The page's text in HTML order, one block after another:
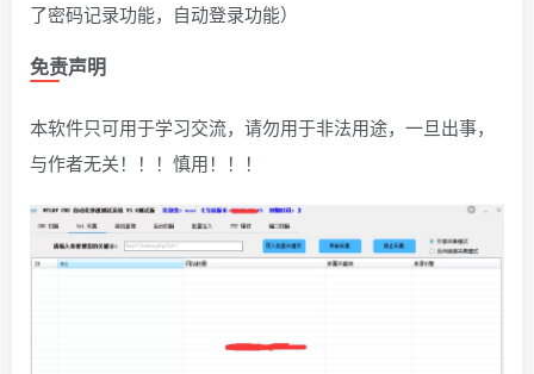
了密码记录功能，自动登录功能）
免责声明
本软件只可用于学习交流，请勿用于非法用途，一旦出事，
与作者无关！！！慎用！！！